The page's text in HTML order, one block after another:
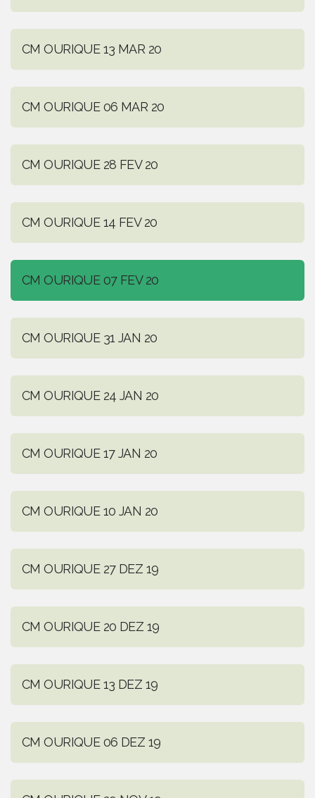
CM OURIQUE 13 MAR 20
CM OURIQUE 06 MAR 20
CM OURIQUE 28 FEV 20
CM OURIQUE 14 FEV 20
CM OURIQUE 07 FEV 20
CM OURIQUE 31 JAN 20
CM OURIQUE 24 JAN 20
CM OURIQUE 17 JAN 20
CM OURIQUE 10 JAN 20
CM OURIQUE 27 DEZ 19
CM OURIQUE 20 DEZ 19
CM OURIQUE 13 DEZ 19
CM OURIQUE 06 DEZ 19